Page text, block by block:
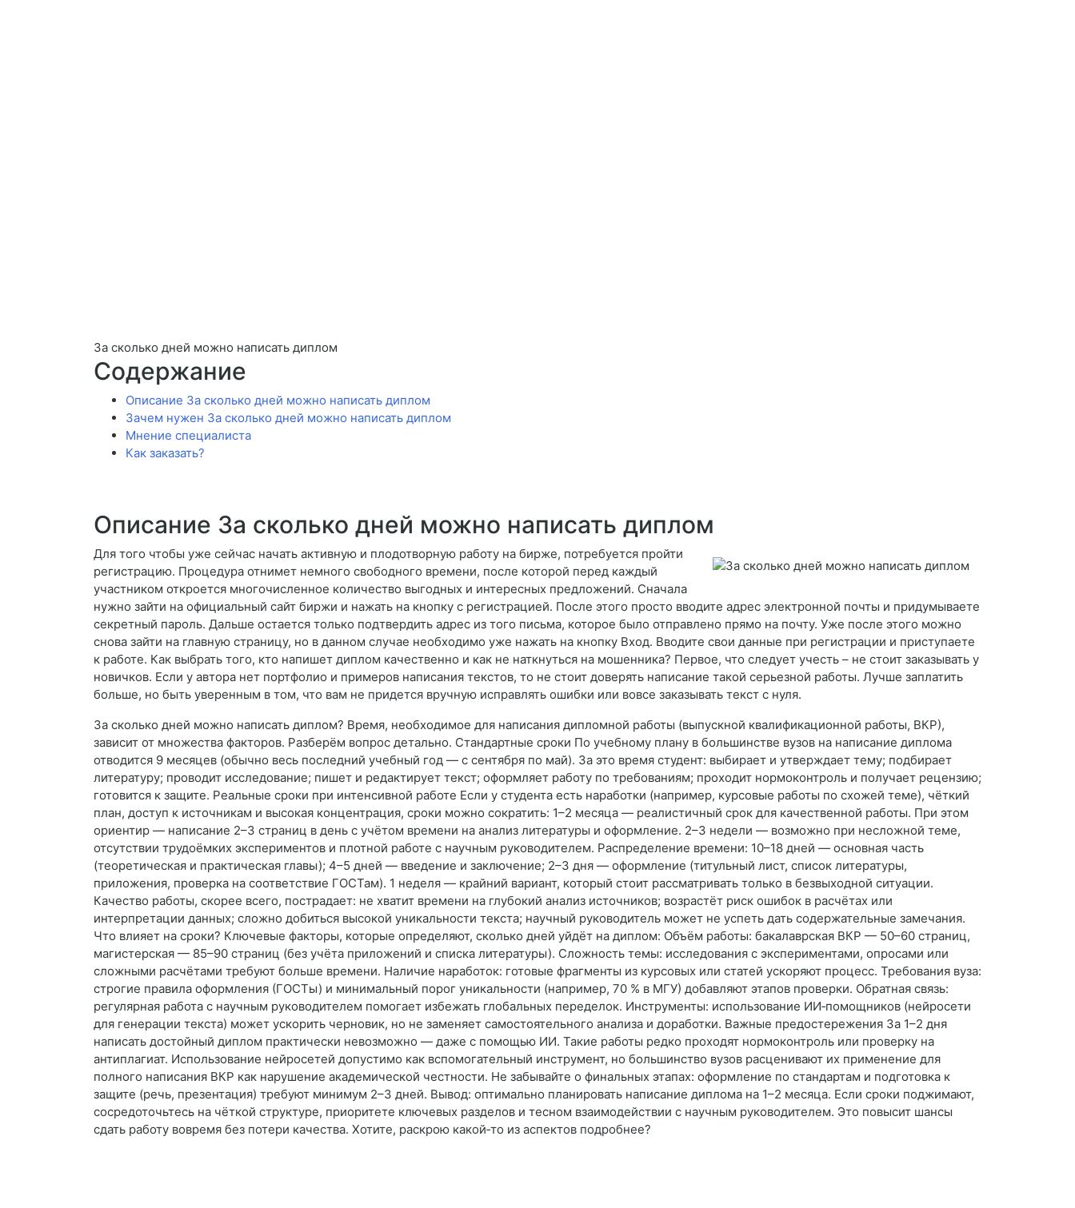
За сколько дней можно написать диплом
Содержание
Описание За сколько дней можно написать диплом
Зачем нужен За сколько дней можно написать диплом
Мнение специалиста
Как заказать?
Описание За сколько дней можно написать диплом
Для того чтобы уже сейчас начать активную и плодотворную работу на бирже, потребуется пройти
регистрацию. Процедура отнимет немного свободного времени, после которой перед каждый
участником откроется многочисленное количество выгодных и интересных предложений. Сначала
нужно зайти на официальный сайт биржи и нажать на кнопку с регистрацией. После этого просто вводите адрес электронной почты и придумываете
секретный пароль. Дальше остается только подтвердить адрес из того письма, которое было отправлено прямо на почту. Уже после этого можно
снова зайти на главную страницу, но в данном случае необходимо уже нажать на кнопку Вход. Вводите свои данные при регистрации и приступаете
к работе. Как выбрать того, кто напишет диплом качественно и как не наткнуться на мошенника? Первое, что следует учесть – не стоит заказывать у
новичков. Если у автора нет портфолио и примеров написания текстов, то не стоит доверять написание такой серьезной работы. Лучше заплатить
больше, но быть уверенным в том, что вам не придется вручную исправлять ошибки или вовсе заказывать текст с нуля.
За сколько дней можно написать диплом? Время, необходимое для написания дипломной работы (выпускной квалификационной работы, ВКР),
зависит от множества факторов. Разберём вопрос детально. Стандартные сроки По учебному плану в большинстве вузов на написание диплома
отводится 9 месяцев (обычно весь последний учебный год — с сентября по май). За это время студент: выбирает и утверждает тему; подбирает
литературу; проводит исследование; пишет и редактирует текст; оформляет работу по требованиям; проходит нормоконтроль и получает рецензию;
готовится к защите. Реальные сроки при интенсивной работе Если у студента есть наработки (например, курсовые работы по схожей теме), чёткий
план, доступ к источникам и высокая концентрация, сроки можно сократить: 1–2 месяца — реалистичный срок для качественной работы. При этом
ориентир — написание 2–3 страниц в день с учётом времени на анализ литературы и оформление. 2–3 недели — возможно при несложной теме,
отсутствии трудоёмких экспериментов и плотной работе с научным руководителем. Распределение времени: 10–18 дней — основная часть
(теоретическая и практическая главы); 4–5 дней — введение и заключение; 2–3 дня — оформление (титульный лист, список литературы,
приложения, проверка на соответствие ГОСТам). 1 неделя — крайний вариант, который стоит рассматривать только в безвыходной ситуации.
Качество работы, скорее всего, пострадает: не хватит времени на глубокий анализ источников; возрастёт риск ошибок в расчётах или
интерпретации данных; сложно добиться высокой уникальности текста; научный руководитель может не успеть дать содержательные замечания.
Что влияет на сроки? Ключевые факторы, которые определяют, сколько дней уйдёт на диплом: Объём работы: бакалаврская ВКР — 50–60 страниц,
магистерская — 85–90 страниц (без учёта приложений и списка литературы). Сложность темы: исследования с экспериментами, опросами или
сложными расчётами требуют больше времени. Наличие наработок: готовые фрагменты из курсовых или статей ускоряют процесс. Требования вуза:
строгие правила оформления (ГОСТы) и минимальный порог уникальности (например, 70 % в МГУ) добавляют этапов проверки. Обратная связь:
регулярная работа с научным руководителем помогает избежать глобальных переделок. Инструменты: использование ИИ‑помощников (нейросети
для генерации текста) может ускорить черновик, но не заменяет самостоятельного анализа и доработки. Важные предостережения За 1–2 дня
написать достойный диплом практически невозможно — даже с помощью ИИ. Такие работы редко проходят нормоконтроль или проверку на
антиплагиат. Использование нейросетей допустимо как вспомогательный инструмент, но большинство вузов расценивают их применение для
полного написания ВКР как нарушение академической честности. Не забывайте о финальных этапах: оформление по стандартам и подготовка к
защите (речь, презентация) требуют минимум 2–3 дней. Вывод: оптимально планировать написание диплома на 1–2 месяца. Если сроки поджимают,
сосредоточьтесь на чёткой структуре, приоритете ключевых разделов и тесном взаимодействии с научным руководителем. Это повысит шансы
сдать работу вовремя без потери качества. Хотите, раскрою какой‑то из аспектов подробнее?